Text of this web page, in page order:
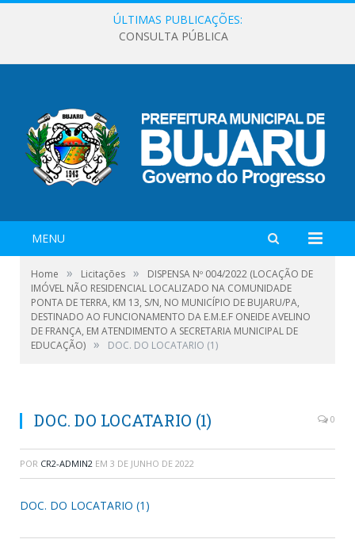
ÚLTIMAS PUBLICAÇÕES:
CONSULTA PÚBLICA
MENU
Home » Licitações »
DISPENSA Nº 004/2022 (LOCAÇÃO DE
IMÓVEL NÃO RESIDENCIAL LOCALIZADO NA COMUNIDADE
PONTA DE TERRA, KM 13, S/N, NO MUNICÍPIO DE BUJARU/PA,
DESTINADO AO FUNCIONAMENTO DA E.M.E.F ONEIDE AVELINO
DE FRANÇA, EM ATENDIMENTO A SECRETARIA MUNICIPAL DE
EDUCAÇÃO) » DOC. DO LOCATARIO (1)
DOC. DO LOCATARIO (1) 0
POR CR2-ADMIN2 EM 3 DE JUNHO DE 2022
DOC. DO LOCATARIO (1)